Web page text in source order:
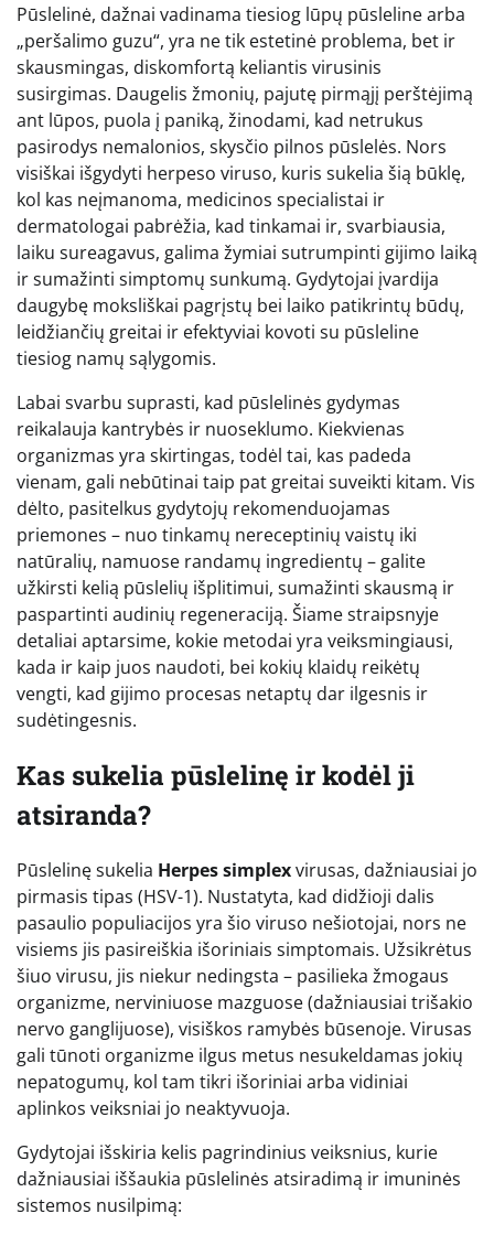
Pūslelinė, dažnai vadinama tiesiog lūpų pūsleline arba
„peršalimo guzu“, yra ne tik estetinė problema, bet ir
skausmingas, diskomfortą keliantis virusinis
susirgimas. Daugelis žmonių, pajutę pirmąjį perštėjimą
ant lūpos, puola į paniką, žinodami, kad netrukus
pasirodys nemalonios, skysčio pilnos pūslelės. Nors
visiškai išgydyti herpeso viruso, kuris sukelia šią būklę,
kol kas neįmanoma, medicinos specialistai ir
dermatologai pabrėžia, kad tinkamai ir, svarbiausia,
laiku sureagavus, galima žymiai sutrumpinti gijimo laiką
ir sumažinti simptomų sunkumą. Gydytojai įvardija
daugybę moksliškai pagrįstų bei laiko patikrintų būdų,
leidžiančių greitai ir efektyviai kovoti su pūsleline
tiesiog namų sąlygomis.
Labai svarbu suprasti, kad pūslelinės gydymas
reikalauja kantrybės ir nuoseklumo. Kiekvienas
organizmas yra skirtingas, todėl tai, kas padeda
vienam, gali nebūtinai taip pat greitai suveikti kitam. Vis
dėlto, pasitelkus gydytojų rekomenduojamas
priemones – nuo tinkamų nereceptinių vaistų iki
natūralių, namuose randamų ingredientų – galite
užkirsti kelią pūslelių išplitimui, sumažinti skausmą ir
paspartinti audinių regeneraciją. Šiame straipsnyje
detaliai aptarsime, kokie metodai yra veiksmingiausi,
kada ir kaip juos naudoti, bei kokių klaidų reikėtų
vengti, kad gijimo procesas netaptų dar ilgesnis ir
sudėtingesnis.
Kas sukelia pūslelinę ir kodėl ji
atsiranda?
Pūslelinę sukelia Herpes simplexvirusas, dažniausiai jo
pirmasis tipas (HSV-1). Nustatyta, kad didžioji dalis
pasaulio populiacijos yra šio viruso nešiotojai, nors ne
visiems jis pasireiškia išoriniais simptomais. Užsikrėtus
šiuo virusu, jis niekur nedingsta – pasilieka žmogaus
organizme, nerviniuose mazguose (dažniausiai trišakio
nervo ganglijuose), visiškos ramybės būsenoje. Virusas
gali tūnoti organizme ilgus metus nesukeldamas jokių
nepatogumų, kol tam tikri išoriniai arba vidiniai
aplinkos veiksniai jo neaktyvuoja.
Gydytojai išskiria kelis pagrindinius veiksnius, kurie
dažniausiai iššaukia pūslelinės atsiradimą ir imuninės
sistemos nusilpimą: